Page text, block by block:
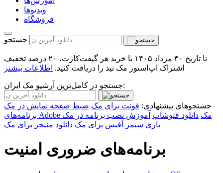
ویدیو‌ها
فروشگاه
جستجو
تا تاریخ ۳۰ مرداد ۱۴۰۵ با خرید هر گیفت‌کارت، ۲۰ درصد تخفیف
اشتراک اپ‌استور مک نید را دریافت کنید. اطلاعات بیشتر
جستجو در کامل‌ترین آرشیو مک ایران:
جستجوهای پیشنهادی: فونت برای مک ضبط صفحه نمایش در مک
برنامه‌های Adobe مک دانلود فتوشاپ آموزش نصب برنامه در مک
بازی سیمز
آفیس برای مک دانلود منیجر برای مک
برنامه‌های ضروری امنیت